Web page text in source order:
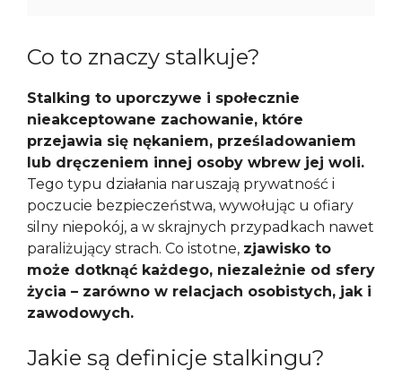
Co to znaczy stalkuje?
Stalking to uporczywe i społecznie
nieakceptowane zachowanie, które
przejawia się nękaniem, prześladowaniem
lub dręczeniem innej osoby wbrew jej woli.
Tego typu działania naruszają prywatność i
poczucie bezpieczeństwa, wywołując u ofiary
silny niepokój, a w skrajnych przypadkach nawet
paraliżujący strach. Co istotne, zjawisko to
może dotknąć każdego, niezależnie od sfery
życia – zarówno w relacjach osobistych, jak i
zawodowych.
Jakie są definicje stalkingu?